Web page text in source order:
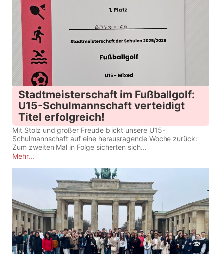
Stadtmeisterschaft im Fußballgolf:
U15-Schulmannschaft verteidigt
Titel erfolgreich!
Mit Stolz und großer Freude blickt unsere U15-
Schulmannschaft auf eine herausragende Woche zurück:
Zum zweiten Mal in Folge sicherten sich...
Mehr...